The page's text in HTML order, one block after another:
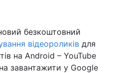
безкоштовний
відеороликів для
на Android – YouTube
завантажити у Google